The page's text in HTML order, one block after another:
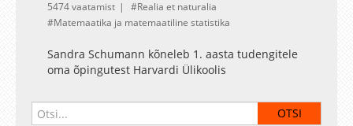
5474 vaatamist
Realia et naturalia
Matemaatika ja matemaatiline statistika
Sandra Schumann kõneleb 1. aasta tudengitele
oma õpingutest Harvardi Ülikoolis